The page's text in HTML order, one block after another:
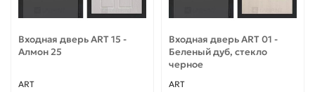
Входная дверь ART 15 -
Алмон 25
ART
Входная дверь ART 01 -
Беленый дуб, стекло
черное
ART